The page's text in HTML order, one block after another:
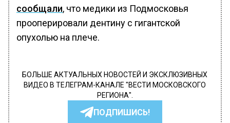
сообщали, что медики из Подмосковья
прооперировали дентину с гигантской
опухолью на плече.
БОЛЬШЕ АКТУАЛЬНЫХ НОВОСТЕЙ И ЭКСКЛЮЗИВНЫХ
ВИДЕО В ТЕЛЕГРАМ-КАНАЛЕ "ВЕСТИ МОСКОВСКОГО
РЕГИОНА".
ПОДПИШИСЬ!